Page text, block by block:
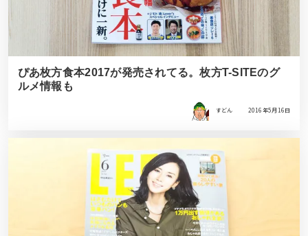
ぴあ枚方食本2017が発売されてる。枚方T-SITEのグ
ルメ情報も
すどん 2016年5月16日